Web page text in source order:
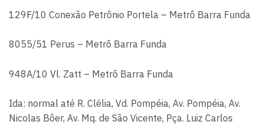
129F/10 Conexão Petrônio Portela – Metrô Barra Funda
8055/51 Perus – Metrô Barra Funda
948A/10 Vl. Zatt – Metrô Barra Funda
Ida: normal até R. Clélia, Vd. Pompéia, Av. Pompéia, Av.
Nicolas Bôer, Av. Mq. de São Vicente, Pça. Luiz Carlos